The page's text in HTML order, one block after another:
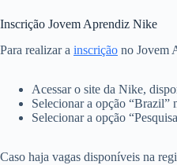
Inscrição Jovem Aprendiz Nike
Para realizar a inscrição no Jovem
Acessar o site da Nike,
Selecionar a opção “Brazil”
Selecionar a opção
Caso haja vagas disponíveis na